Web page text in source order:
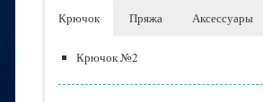
Крючок Пряжа Аксессуары
Крючок №2